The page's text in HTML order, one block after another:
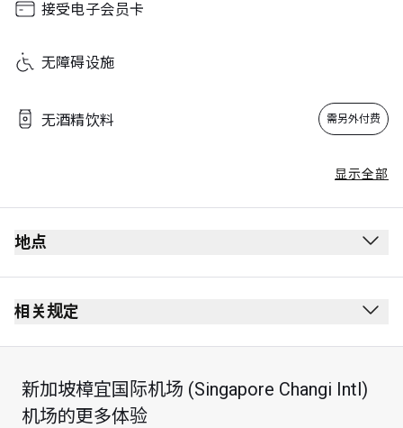
接受电子会员卡
无障碍设施
无酒精饮料 需另外付费
显示全部
地点
出发
安全检查站后方
免税店附近
相关规定
禁止吸烟（包括电子烟）
无着装要求
所有儿童必须由成人陪同
新加坡樟宜国际机场 (Singapore Changi Intl)
机场的更多体验